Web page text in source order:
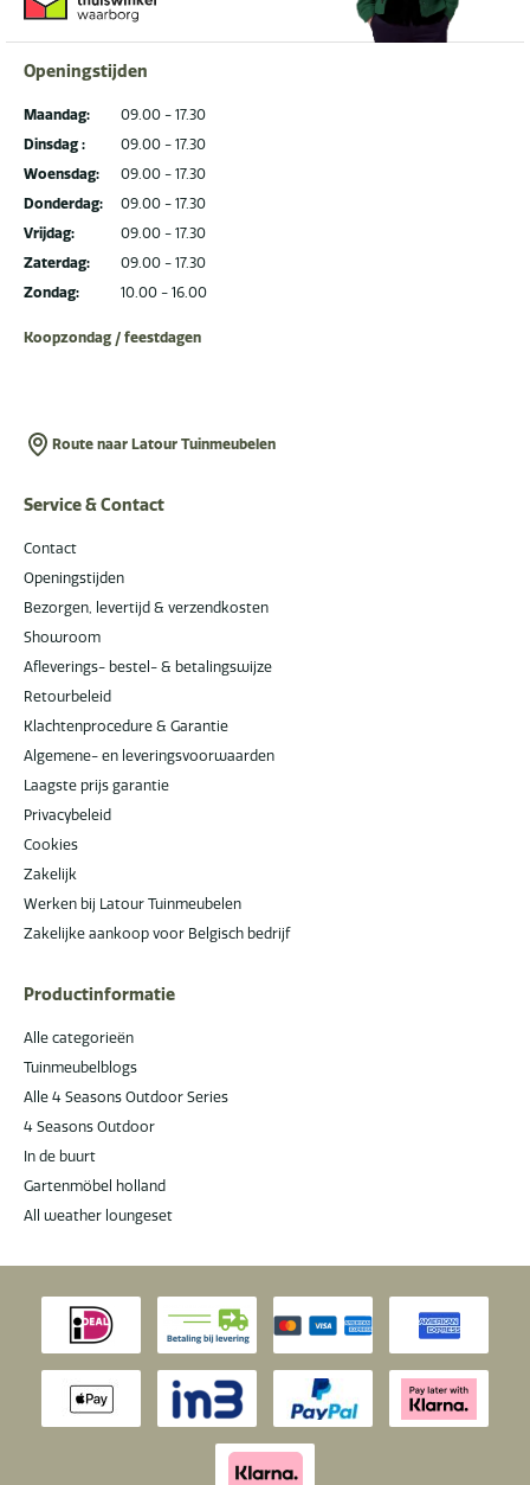
Openingstijden
Maandag:
Dinsdag :
Woensdag:
Donderdag:
Vrijdag:
Zaterdag:
Zondag:
09.00 - 17.30
09.00 - 17.30
09.00 - 17.30
09.00 - 17.30
09.00 - 17.30
09.00 - 17.30
10.00 - 16.00
Koopzondag / feestdagen
Route naar Latour Tuinmeubelen
Service & Contact
Contact
Openingstijden
Bezorgen, levertijd & verzendkosten
Showroom
Afleverings- bestel- & betalingswijze
Retourbeleid
Klachtenprocedure & Garantie
Algemene- en leveringsvoorwaarden
Laagste prijs garantie
Privacybeleid
Cookies
Zakelijk
Werken bij Latour Tuinmeubelen
Zakelijke aankoop voor Belgisch bedrijf
Productinformatie
Alle categorieën
Tuinmeubelblogs
Alle 4 Seasons Outdoor Series
4 Seasons Outdoor
In de buurt
Gartenmöbel holland
All weather loungeset